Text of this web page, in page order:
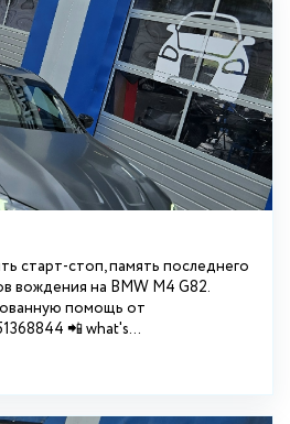
старт-стоп, память последнего
вождения на BMW М4 G82.
помощь от
📲 what's...